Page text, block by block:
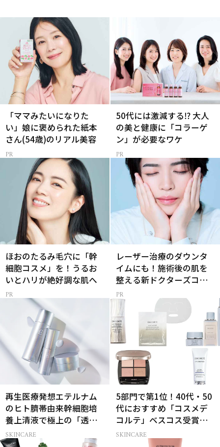
「ママみたいになりた
い」娘に褒められた紙本
さん(54歳)のリアル美容
50代には激減する⁉ 大人
の美と健康に「コラーゲ
ン」が必要なワケ
ほおのたるみ毛穴に「幹
細胞コスメ」を！うるお
いとハリが絶好調な肌へ
レーザー治療のダウンタ
イムにも！施術後の肌を
整える新ドクターズコス
メ
再生医療発想エテルナム
のヒト臍帯由来幹細胞培
養上清液で極上の「透明
感ハリ肌」へ
SKINCARE
5部門で第1位！40代・50
代におすすめ「コスメデ
コルテ」ベスコス受賞名
品7選
SKINCARE